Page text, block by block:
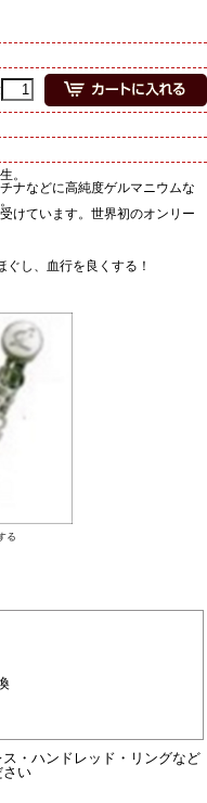
。
ナなどに高純度ゲルマニウムな
けています。世界初のオンリー
し、血行を良くする！
・ハンドレッド・リングなど
さい